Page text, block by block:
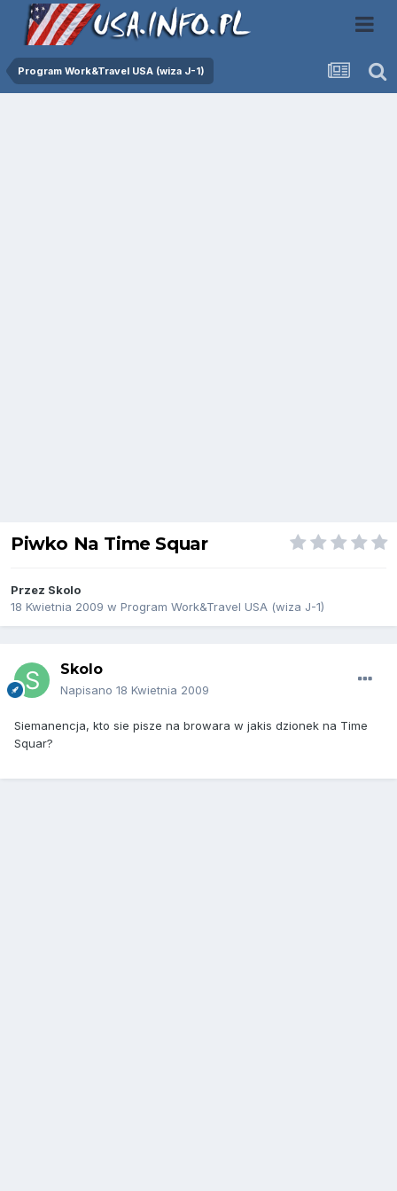
Program Work&Travel USA (wiza J-1)
Piwko Na Time Squar
Przez Skolo
18 Kwietnia 2009 w Program Work&Travel USA (wiza J-1)
Skolo
Napisano 18 Kwietnia 2009
Siemanencja, kto sie pisze na browara w jakis dzionek na Time
Squar?